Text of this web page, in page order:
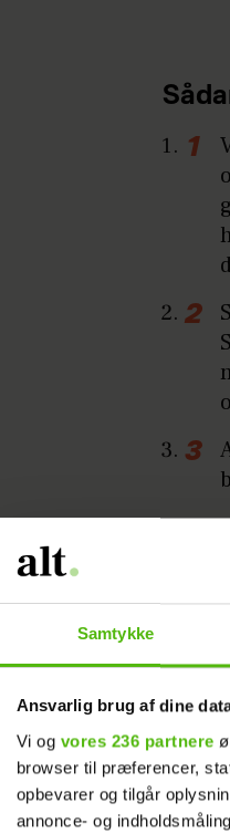
Samtykke
Ansvarlig brug af dine
Vi og vores 236 partnere
browser til præferencer,
opbevarer og tilgår
annonce- og
sangria med